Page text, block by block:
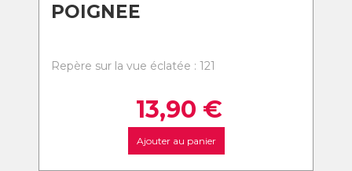
POIGNEE
Repère sur la vue éclatée : 121
13,90 €
Ajouter au panier